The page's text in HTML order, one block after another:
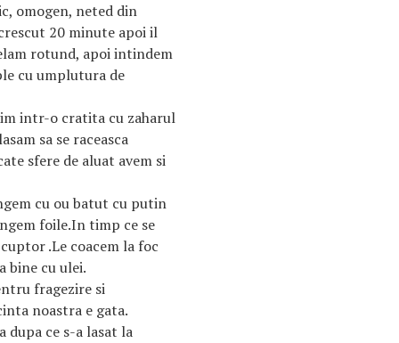
omogen, neted din
20 minute apoi il
rotund, apoi intindem
cu umplutura de
intr-o cratita cu zaharul
sa se raceasca
sfere de aluat avem si
cu ou batut cu putin
foile.In timp ce se
.Le coacem la foc
bine cu ulei.
fragezire si
noastra e gata.
dupa ce s-a lasat la